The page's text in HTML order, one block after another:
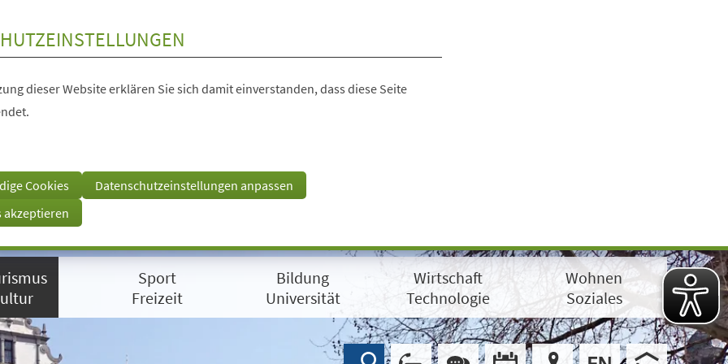
dieser Website erklären Sie sich damit einverstanden, dass diese Seite
Cookies
Datenschutzeinstellungen anpassen
akzeptieren
Sport
Freizeit
Bildung
Universität
Wirtschaft
Technologie
Wohnen
Soziales